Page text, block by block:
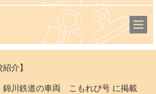
介】
錦川鉄道の車両 こもれび号 に掲載